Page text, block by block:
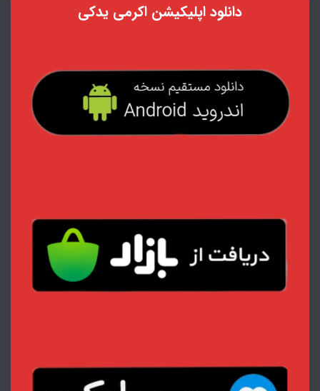
دانلود اپلیکیشن اکرمی یدکی